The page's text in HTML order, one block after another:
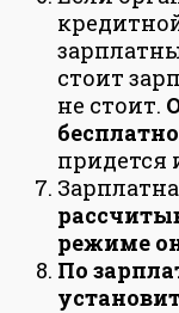
стоит
не стоит.
придется
режиме
По